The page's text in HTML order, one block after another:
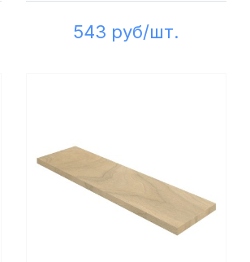
543 руб/шт.